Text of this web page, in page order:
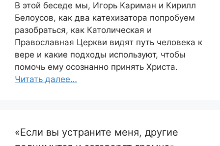
В этой беседе мы, Игорь Кариман и Кирилл
Белоусов, как два катехизатора попробуем
разобраться, как Католическая и
Православная Церкви видят путь человека к
вере и какие подходы используют, чтобы
помочь ему осознанно принять Христа.
Читать далее…
«Если вы устраните меня, другие